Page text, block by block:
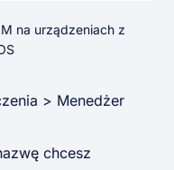
na urządzeniach z
> Menedżer
chcesz